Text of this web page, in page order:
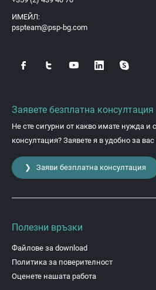
ИМЕЙЛ:
pspteam@psp-bg.com
Заявете безплатна консултация
Не сте сигурни от какво имате нужда и
консултация? Заявете я в удобно за
❯ Заяви безплатна консултация
Полезни връзки
Файлове за download
Политика за поверителност
Оценете нашата работа